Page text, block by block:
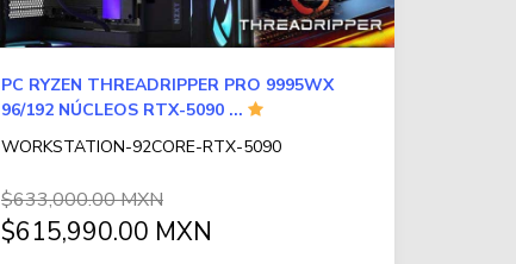
PC RYZEN THREADRIPPER PRO 9995WX
96/192 NÚCLEOS RTX-5090 ...
WORKSTATION-92CORE-RTX-5090
$633,000.00 MXN
$615,990.00 MXN